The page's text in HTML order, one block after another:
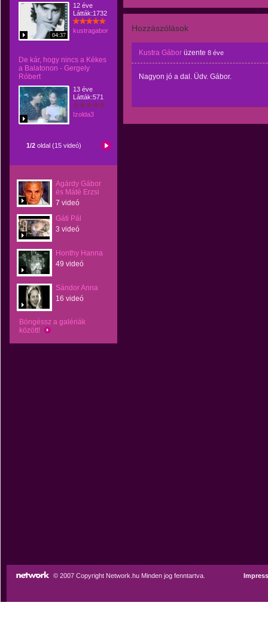
04:37
12 éve
Látták:1732
kustragabor
De kár, hogy nincs a Kékes
a Balatonon - Gergely
Róbert
13 éve
Látták:571
Izolda3
1/2 oldal (15 videó)
Agárdy Gábor
és Máté Erzsi
7 videó
Gáti Pál
3 videó
Honthy Hanna
49 videó
Sándor Anna
16 videó
Böngéssz a galériák
között!
Hozzászólások
Kustra Gábor üzente 8 éve
Nagyon jó a dal. Üdv. Gábor.
© 2007 Copyright Network.hu Minden jog fenntartva.